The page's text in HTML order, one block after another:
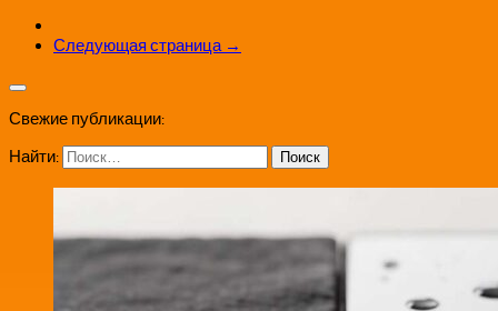
Следующая страница →
Свежие публикации:
Найти: